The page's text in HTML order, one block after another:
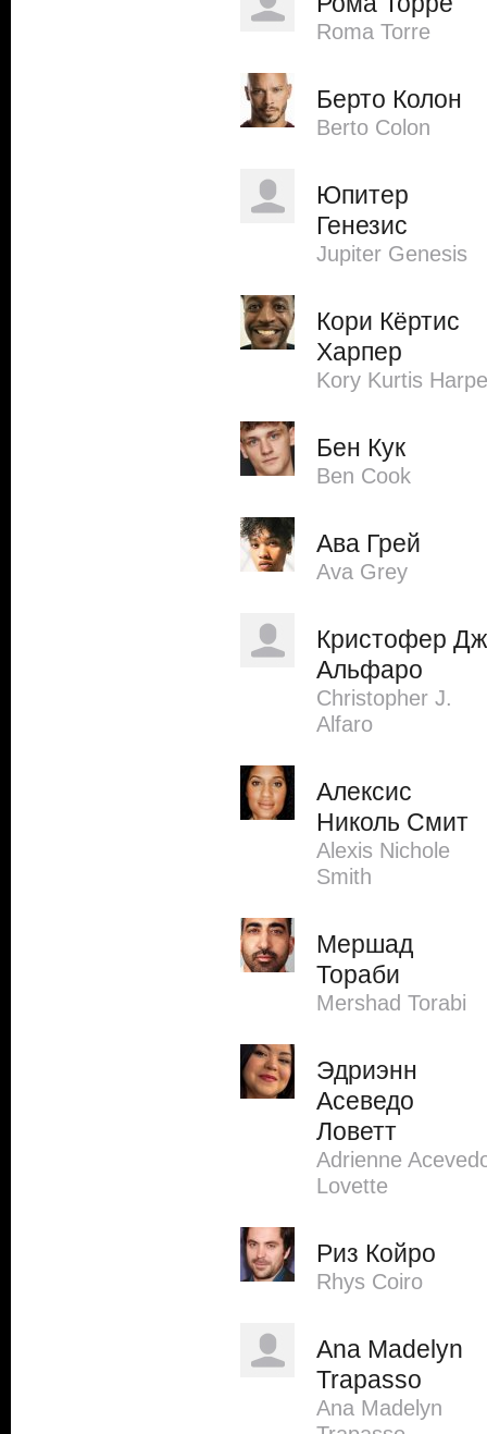
Roma Torre
Берто Колон
Berto Colon
Юпитер
Генезис
Jupiter Genesis
Кори Кёртис
Харпер
Kory Kurtis
Бен Кук
Ben Cook
Ава Грей
Ava Grey
Кристофер
Альфаро
Christopher J.
Alfaro
Алексис
Николь Смит
Alexis Nichole
Smith
Мершад
Тораби
Mershad Torabi
Эдриэнн
Асеведо
Ловетт
Adrienne
Lovette
Риз Койро
Rhys Coiro
Ana Madelyn
Trapasso
Ana Madelyn